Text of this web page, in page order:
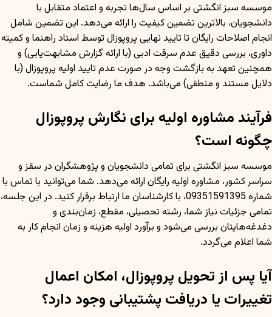
موسسه سبز انگشتی بر اساس سال‌ها تجربه و اعتماد متقابل با
دانشجویان، بالاترین تضمین کیفیت را ارائه می‌دهد. این تضمین شامل
انجام اصلاحات رایگان تا تایید نهایی پروپوزال توسط استاد راهنما و کمیته
داوری، بررسی دقیق عدم سرقت ادبی (با ارائه گزارش مشابهت‌یابی) و
همچنین تعهد به بازگشت وجه در صورت عدم تایید اولیه پروپوزال (با
دلایل مستند و منطقی) می‌باشد. هدف ما رضایت کامل شماست.
فرآیند مشاوره اولیه برای نگارش پروپوزال
چگونه است؟
موسسه سبز انگشتی برای تمامی دانشجویان و پژوهشگران در سقز و
سراسر کشور، مشاوره اولیه رایگان ارائه می‌دهد. شما می‌توانید با تماس با
شماره 09351591395، با کارشناسان ما ارتباط برقرار کنید. در این جلسه،
تمامی جزئیات نیاز شما، رشته تحصیلی، مقطع، زمان‌بندی و
دغدغه‌هایتان بررسی می‌شود و برآورد اولیه هزینه و زمان انجام کار به
شما اعلام می‌گردد.
آیا پس از تحویل پروپوزال، امکان اعمال
تغییرات یا دریافت پشتیبانی وجود دارد؟